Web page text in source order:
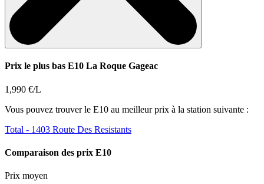
Prix le plus bas E10 La Roque Gageac
1,990 €/L
Vous pouvez trouver le E10 au meilleur prix à la station suivante :
Total - 1403 Route Des Resistants
Comparaison des prix E10
Prix moyen